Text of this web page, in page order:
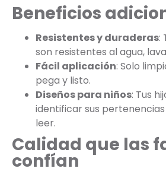
Beneficios
Resistentes y duraderas:
son resistentes al agua,
Fácil aplicación: Solo
pega y listo.
Diseños para niños: Tus
identificar sus
leer.
Calidad que las
confían